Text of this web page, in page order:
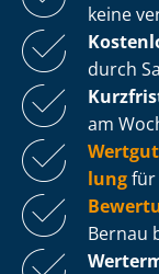
keine
durch
am
lungfür
Bernau